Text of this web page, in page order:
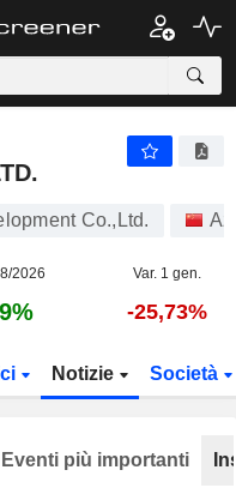
Co.,Ltd.
2026 Var. 1 gen.
-25,73%
Notizie Società
Eventi più importanti